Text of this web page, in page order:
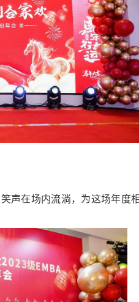
声在场内流淌，为这场年度